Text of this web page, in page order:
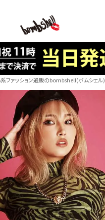
ファッション通販のbombshell(ボムシェル)